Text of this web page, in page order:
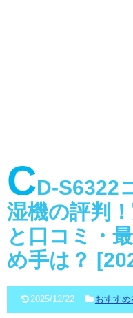
CD-S6322
湿機の評判
と口コミ・
め手は？
2025/12/22 おすす